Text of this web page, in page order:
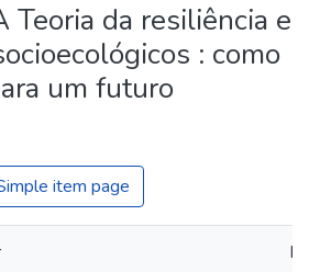
Teoria da resiliência e
: como
um futuro
item page